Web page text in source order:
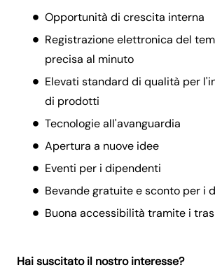
Opportunità di crescita interna
Registrazione elettronica del
precisa al minuto
Elevati standard di qualità per
di prodotti
Tecnologie all'avanguardia
Apertura a nuove idee
Eventi per i dipendenti
Bevande gratuite e sconto per i
Buona accessibilità tramite i
Hai suscitato il nostro interesse?